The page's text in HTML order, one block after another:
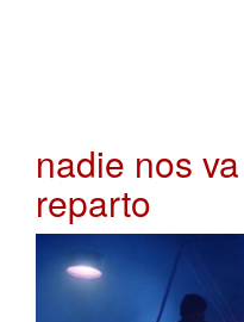
nadie nos
reparto